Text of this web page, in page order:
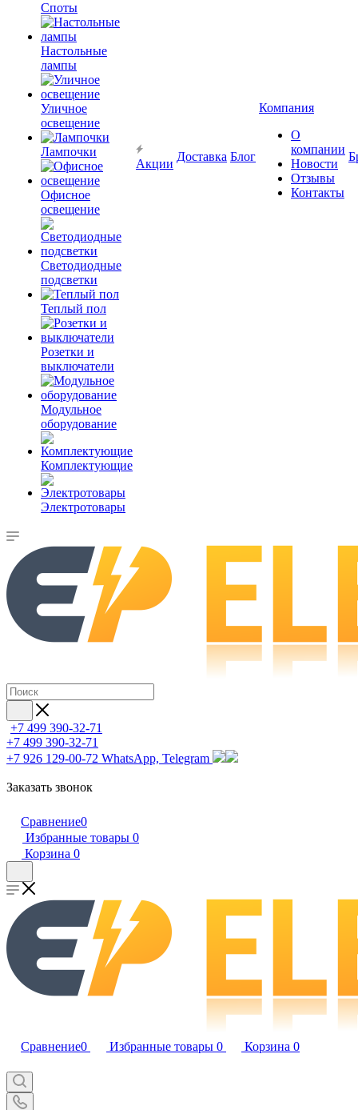
Споты
Настольные
лампы
Уличное
освещение
Лампочки
Офисное
освещение
Светодиодные
подсветки
Теплый пол
Розетки и
выключатели
Модульное
оборудование
Комплектующие
Электротовары
Акции
Доставка Блог
Компания
О
компании
Новости
Отзывы
Контакты
+7 499 390-32-71
+7 499 390-32-71
+7 926 129-00-72 WhatsApp, Telegram
Заказать звонок
Сравнение0
Избранные товары 0
Корзина 0
Сравнение0 Избранные товары 0 Корзина 0